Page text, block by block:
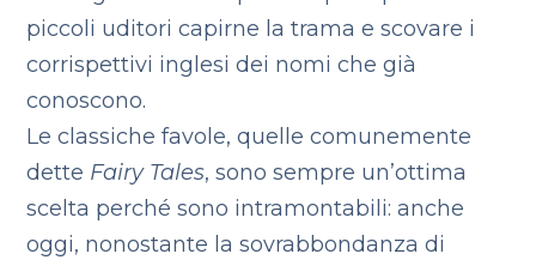
piccoli uditori capirne la trama e scovare i
corrispettivi inglesi dei nomi che già
conoscono.
Le classiche favole, quelle comunemente
dette Fairy Tales, sono sempre un’ottima
scelta perché sono intramontabili: anche
oggi, nonostante la sovrabbondanza di